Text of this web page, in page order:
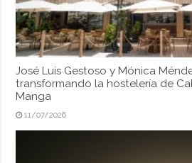
José Luis Gestoso y Mónica
transformando la hostelería de
Manga
11/07/2026